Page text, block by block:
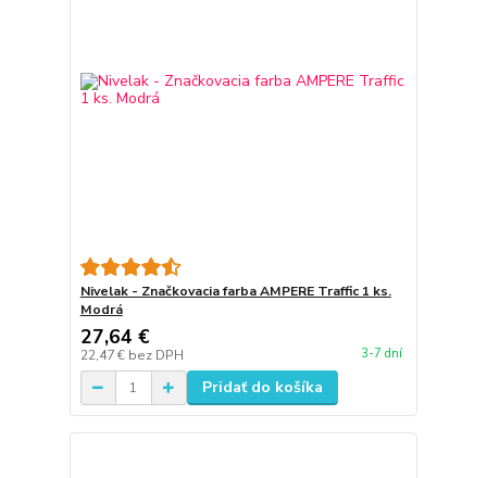
Nivelak - Značkovacia farba AMPERE Traffic 1 ks.
Modrá
27,64 €
22,47 € bez DPH 3-7 dní
Pridať do košíka